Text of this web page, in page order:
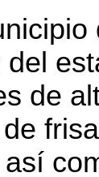
de